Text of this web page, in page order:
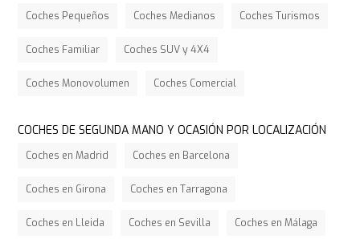
Coches Pequeños Coches Medianos Coches Turismos
Coches Familiar Coches SUV y 4X4
Coches Monovolumen Coches Comercial
COCHES DE SEGUNDA MANO Y OCASIÓN POR LOCALIZACIÓN
Coches en Madrid Coches en Barcelona
Coches en Girona Coches en Tarragona
Coches en Lleida Coches en Sevilla Coches en Málaga